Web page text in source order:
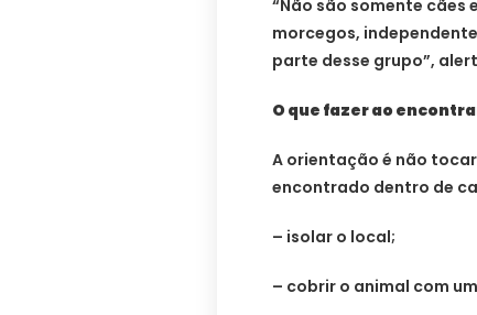
“Não são somente cães
morcegos,
parte desse grupo”,
O que fazer ao
A orientação é não
encontrado dentro de
– isolar o local;
– cobrir o animal com